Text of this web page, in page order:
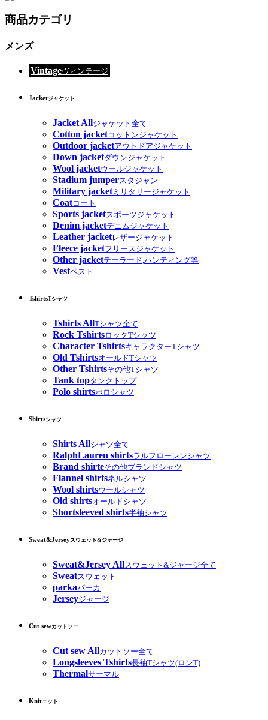
商品カテゴリ
メンズ
Vintageヴィンテージ
Jacketジャケット
Jacket Allジャケット全て
Cotton jacketコットンジャケット
Outdoor jacketアウトドアジャケット
Down jacketダウンジャケット
Wool jacketウールジャケット
Stadium jumperスタジャン
Military jacketミリタリージャケット
Coatコート
Sports jacketスポーツジャケット
Denim jacketデニムジャケット
Leather jacketレザージャケット
Fleece jacketフリースジャケット
Other jacketテーラード,ハンティング等
Vestベスト
TshirtsTシャツ
Tshirts AllTシャツ全て
Rock TshirtsロックTシャツ
Character TshirtsキャラクターTシャツ
Old TshirtsオールドTシャツ
Other Tshirtsその他Tシャツ
Tank topタンクトップ
Polo shirtsポロシャツ
Shirtsシャツ
Shirts Allシャツ全て
RalphLauren shirtsラルフローレンシャツ
Brand shirteその他ブランドシャツ
Flannel shirtsネルシャツ
Wool shirtsウールシャツ
Old shirtsオールドシャツ
Shortsleeved shirts半袖シャツ
Sweat&Jerseyスウェット&ジャージ
Sweat&Jersey Allスウェット&ジャージ全て
Sweatスウェット
parkaパーカ
Jerseyジャージ
Cut sewカットソー
Cut sew Allカットソー全て
Longsleeves Tshirts長袖Tシャツ(ロンT)
Thermalサーマル
Knitニット